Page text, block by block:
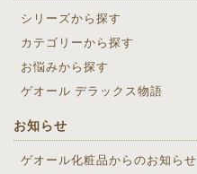
シリーズから探す
カテゴリーから探す
お悩みから探す
ゲオール デラックス物語
お知らせ
ゲオール化粧品からのお知らせ